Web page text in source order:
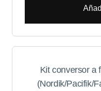
Kit conversor a
(Nordik/Pacifik/